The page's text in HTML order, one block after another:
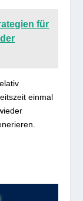
für
einmal